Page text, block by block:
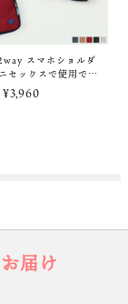
スマホショルダ
セックスで使用でき
るシンプル
¥3,960
届け